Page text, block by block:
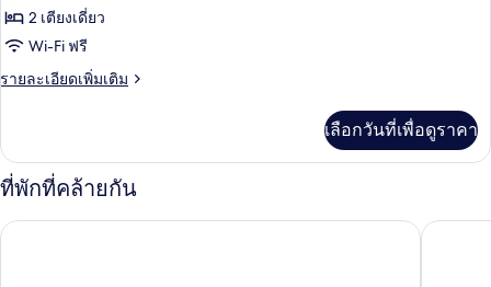
เตียง,
ระเบียง
Privilege,
ห้อง
พัก,
2
เตียง
2 เตียงเดี่ยว
Wi-Fi ฟรี
รายละเอียดเพิ่มเติม
ราย
เกี่ยว
กับ
Privilege,
ห้อง
พัก,
เลือกวันที่เพื่อดูราคา
ที่พักที่คล้ายกัน
ฟูราม่า ซิตี้ เซ็นเตอร์ ไลฟ์ ฝูห